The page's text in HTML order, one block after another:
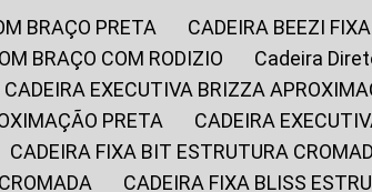
BRAÇO PRETA
CADEIRA BEEZI
BRAÇO COM RODIZIO
Cadeira
CADEIRA EXECUTIVA BRIZZA
PRETA
CADEIRA
CADEIRA FIXA BIT ESTRUTURA
CADEIRA FIXA BLISS